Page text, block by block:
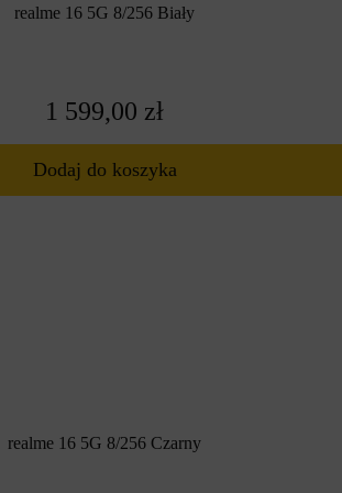
zapewniają dostęp do wszystkich niezbędnych
Wszystko to sprawia, że smartfony realme
realme 16 5G 8/256 Biały
1 599,00 zł
Dodaj do koszyka
realme 16 5G 8/256 Czarny